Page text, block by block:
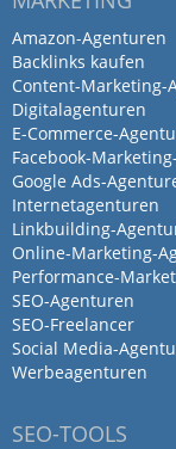
Amazon-Agenturen
Backlinks kaufen
Content-Marketing-
Digitalagenturen
E-Commerce-
Facebook-
Google Ads-
Internetagenturen
Linkbuilding-
Online-Marketing-
Performance-
SEO-Agenturen
SEO-Freelancer
Social Media-
Werbeagenturen
SEO-TOOLS